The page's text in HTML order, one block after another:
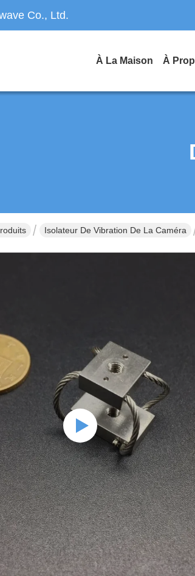
Co., Ltd.
À La Maison À
Isolateur De Vibration De La Caméra